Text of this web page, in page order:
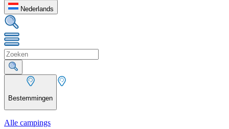
Nederlands
Bestemmingen
Alle campings